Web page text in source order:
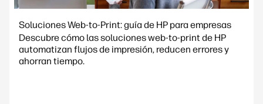
Soluciones Web-to-Print: guía de HP para empresas
Descubre cómo las soluciones web-to-print de HP
automatizan flujos de impresión, reducen errores y
ahorran tiempo.